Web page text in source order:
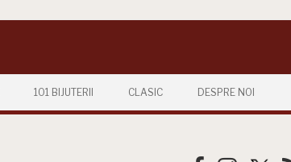
101 BIJUTERII CLASIC DESPRE NOI